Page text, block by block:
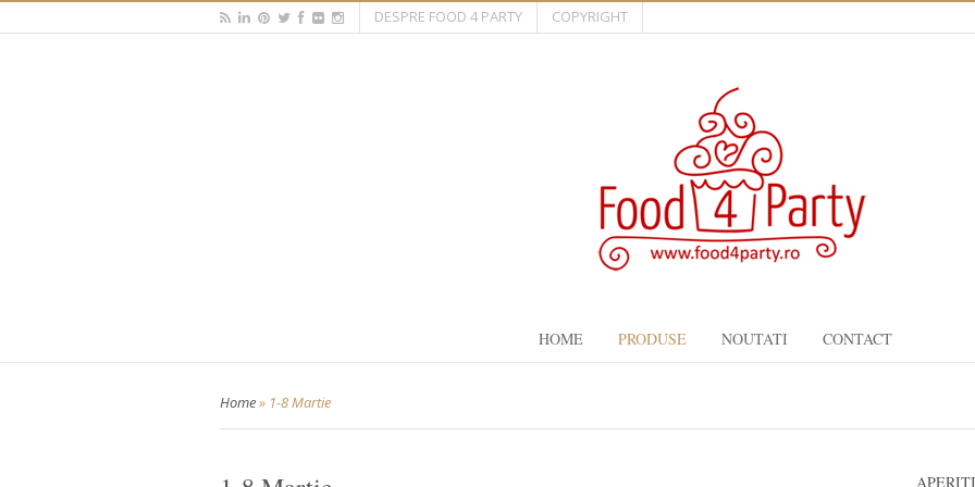
DESPRE FOOD 4 PARTY COPYRIGHT
HOME PRODUSE NOUTATI CONTACT
Home» 1-8 Martie